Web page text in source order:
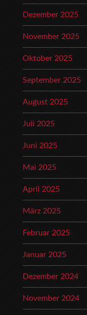
Dezember 2025
November 2025
Oktober 2025
September 2025
August 2025
Juli 2025
Juni 2025
Mai 2025
April 2025
März 2025
Februar 2025
Januar 2025
Dezember 2024
November 2024